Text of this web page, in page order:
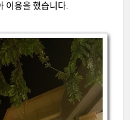
이용을 했습니다.